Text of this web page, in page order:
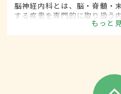
脳神経内科とは、脳・脊髄・
する疾患を専門的に取り扱う
患として、脳卒中や各種神経
筋萎縮性側索硬化など)、脊
もっと